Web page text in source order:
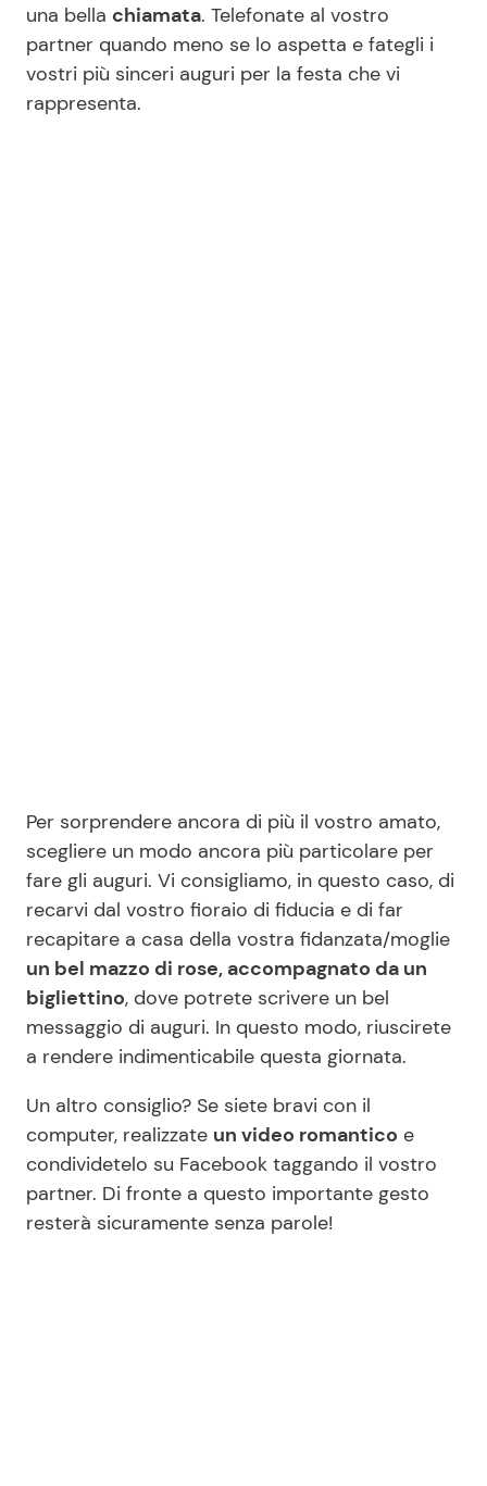
una bella chiamata. Telefonate al vostro
partner quando meno se lo aspetta e fategli i
vostri più sinceri auguri per la festa che vi
rappresenta.
Per sorprendere ancora di più il vostro amato,
scegliere un modo ancora più particolare per
fare gli auguri. Vi consigliamo, in questo caso, di
recarvi dal vostro fioraio di fiducia e di far
recapitare a casa della vostra fidanzata/moglie
un bel mazzo di rose, accompagnato da un
bigliettino, dove potrete scrivere un bel
messaggio di auguri. In questo modo, riuscirete
a rendere indimenticabile questa giornata.
Un altro consiglio? Se siete bravi con il
computer, realizzate un video romantico e
condividetelo su Facebook taggando il vostro
partner. Di fronte a questo importante gesto
resterà sicuramente senza parole!